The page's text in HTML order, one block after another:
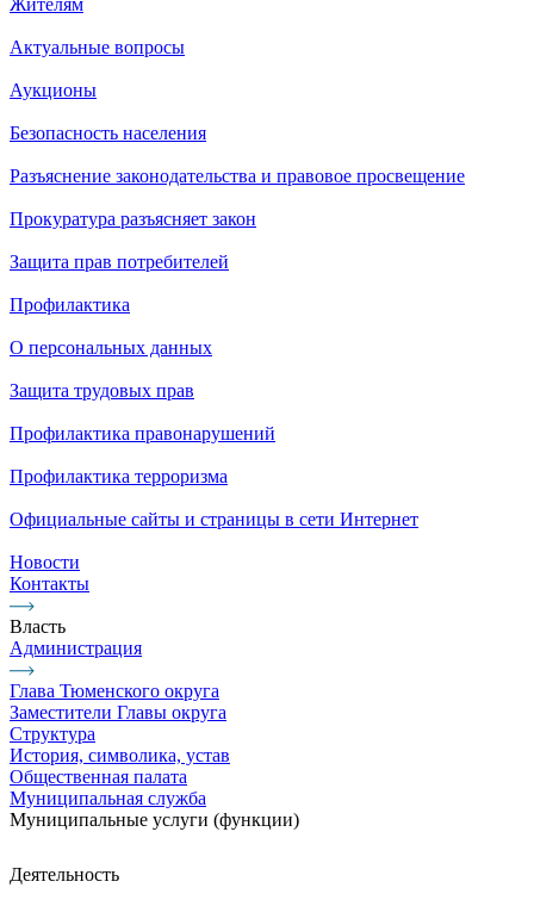
Жителям
Актуальные вопросы
Аукционы
Безопасность населения
Разъяснение законодательства и правовое просвещение
Прокуратура разъясняет закон
Защита прав потребителей
Профилактика
О персональных данных
Защита трудовых прав
Профилактика правонарушений
Профилактика терроризма
Официальные сайты и страницы в сети Интернет
Новости
Контакты
Власть
Администрация
Глава Тюменского округа
Заместители Главы округа
Структура
История, символика, устав
Общественная палата
Муниципальная служба
Муниципальные услуги (функции)
Деятельность